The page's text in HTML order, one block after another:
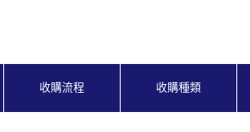
收購流程 收購種類